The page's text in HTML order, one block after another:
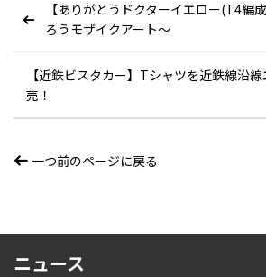
【ありがとうドクターイエロー(T4編
ろうモザイクアート～
【近鉄ビスタカー】Tシャツを近鉄線沿
売！
一つ前のページに戻る
ニュース